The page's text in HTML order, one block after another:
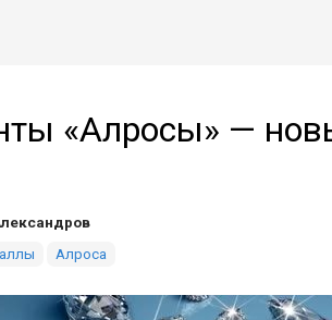
«Алросы» —
Алроса